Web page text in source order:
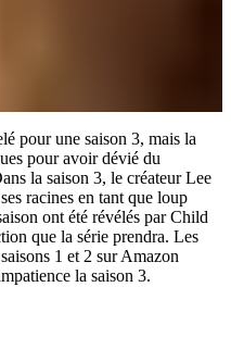
pour une saison 3, mais la
pour avoir dévié du
la saison 3, le créateur Lee
racines en tant que loup
ont été révélés par Child
que la série prendra. Les
1 et 2 sur Amazon
la saison 3.